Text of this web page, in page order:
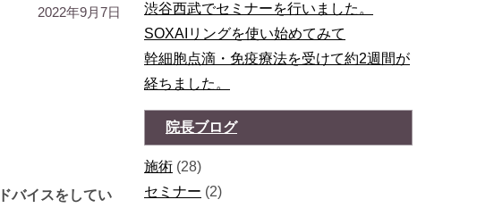
2022年9月7日
バイスをしてい
渋谷西武でセミナーを行いました。
SOXAIリングを使い始めてみて
幹細胞点滴・免疫療法を受けて約2週間が
経ちました。
院長ブログ
施術 (28)
セミナー (2)